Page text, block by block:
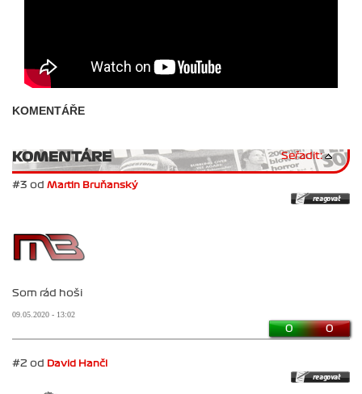
KOMENTÁŘE
KOMENTÁRE Seřadit:
#3 od Martin Bruňanský
Som rád hoši
09.05.2020 - 13:02
0 0
#2 od David Hančl